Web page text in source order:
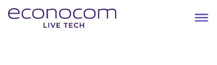
Aller
au